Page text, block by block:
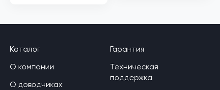
Каталог
О компании
О доводчиках
Гарантия
Техническая
поддержка